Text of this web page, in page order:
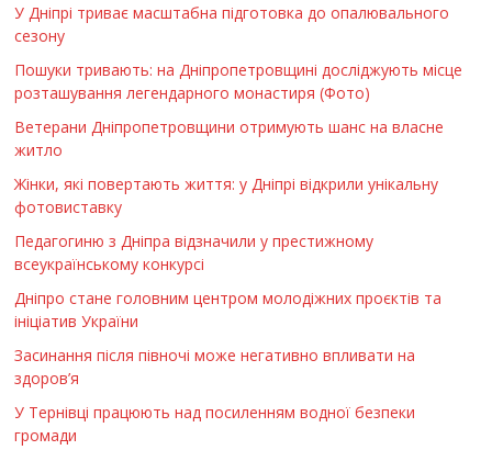
У Дніпрі триває масштабна підготовка до опалювального
сезону
Пошуки тривають: на Дніпропетровщині досліджують місце
розташування легендарного монастиря (Фото)
Ветерани Дніпропетровщини отримують шанс на власне
житло
Жінки, які повертають життя: у Дніпрі відкрили унікальну
фотовиставку
Педагогиню з Дніпра відзначили у престижному
всеукраїнському конкурсі
Дніпро стане головним центром молодіжних проєктів та
ініціатив України
Засинання після півночі може негативно впливати на
здоров’я
У Тернівці працюють над посиленням водної безпеки
громади